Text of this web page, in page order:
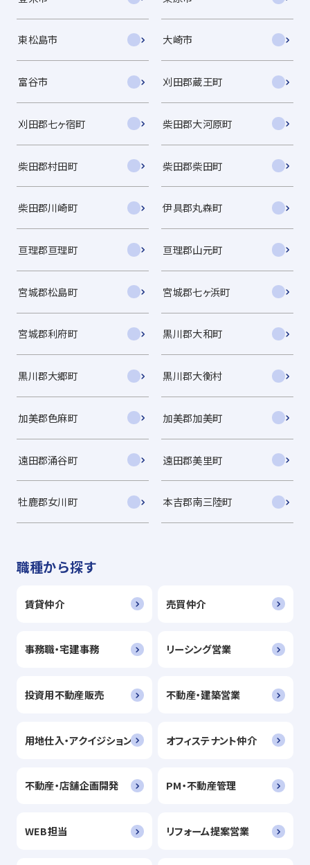
東松島市 大崎市
富谷市 刈田郡蔵王町
刈田郡七ヶ宿町 柴田郡大河原町
柴田郡村田町 柴田郡柴田町
柴田郡川崎町 伊具郡丸森町
亘理郡亘理町 亘理郡山元町
宮城郡松島町 宮城郡七ヶ浜町
宮城郡利府町 黒川郡大和町
黒川郡大郷町 黒川郡大衡村
加美郡色麻町 加美郡加美町
遠田郡涌谷町 遠田郡美里町
牡鹿郡女川町 本吉郡南三陸町
職種から探す
賃貸仲介 売買仲介
事務職・宅建事務 リーシング営業
投資用不動産販売 不動産・建築営業
用地仕入・アクイジション オフィステナント仲介
不動産・店舗企画開発 PM・不動産管理
WEB担当 リフォーム提案営業